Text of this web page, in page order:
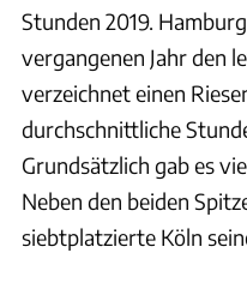
Stunden 2019.
vergangenen Jahr den
verzeichnet einen
durchschnittliche
Grundsätzlich gab es
Neben den beiden
siebtplatzierte Köln